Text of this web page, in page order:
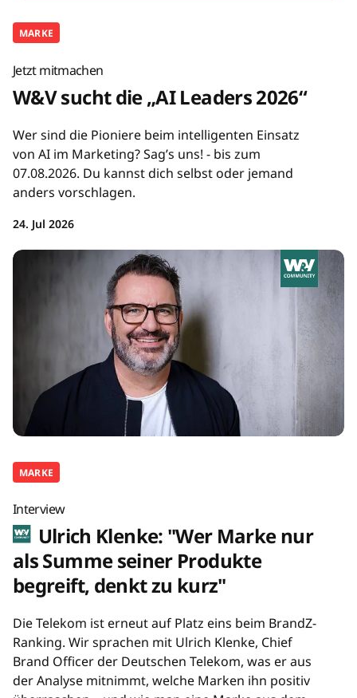
MARKE
Jetzt mitmachen
W&V sucht die „AI Leaders 2026“
Wer sind die Pioniere beim intelligenten Einsatz
von AI im Marketing? Sag’s uns! - bis zum
07.08.2026. Du kannst dich selbst oder jemand
anders vorschlagen.
24. Jul 2026
MARKE
Interview
Ulrich Klenke: "Wer Marke nur
als Summe seiner Produkte
begreift, denkt zu kurz"
Die Telekom ist erneut auf Platz eins beim BrandZ-
Ranking. Wir sprachen mit Ulrich Klenke, Chief
Brand Officer der Deutschen Telekom, was er aus
der Analyse mitnimmt, welche Marken ihn positiv